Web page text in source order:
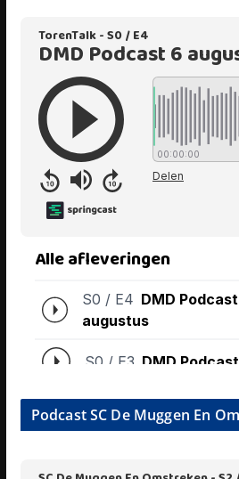
Podcast SC De Muggen En